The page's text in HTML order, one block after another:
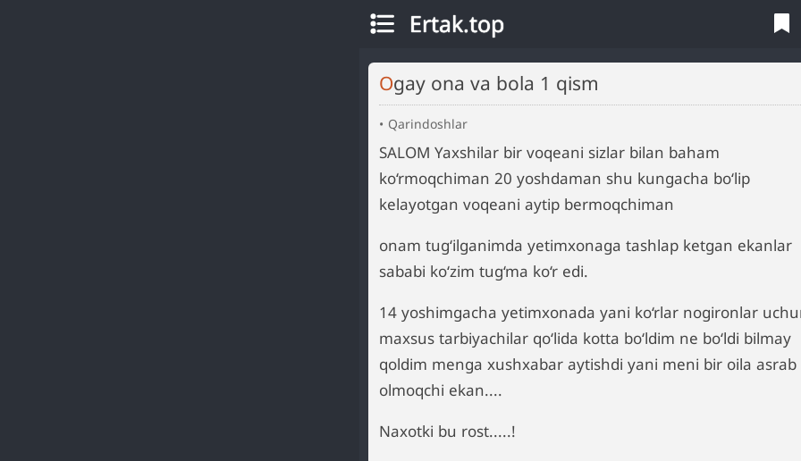
Ertak.top
Ogay ona va bola 1 qism
Qarindoshlar
SALOM Yaxshilar bir voqeani sizlar bilan baham
ko‘rmoqchiman 20 yoshdaman shu kungacha bo‘lip
kelayotgan voqeani aytip bermoqchiman
onam tug‘ilganimda yetimxonaga tashlap ketgan ekanlar
sababi ko‘zim tug‘ma ko‘r edi.
14 yoshimgacha yetimxonada yani ko‘rlar nogironlar
maxsus tarbiyachilar qo‘lida kotta bo‘ldim ne bo‘ldi bilmay
qoldim menga xushxabar aytishdi yani meni bir oila asrab
olmoqchi ekan....
Naxotki bu rost.....!